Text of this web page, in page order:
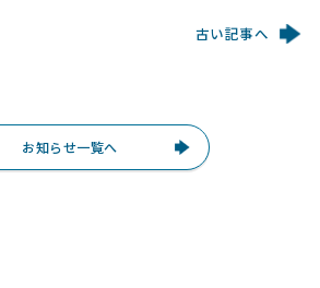
古い記事へ
お知らせ一覧へ